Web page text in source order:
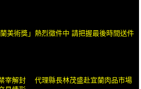
蘭美術獎」熱烈徵件中 請把握最後時間送件
宰解封 代理縣長林茂盛赴宜蘭肉品市場